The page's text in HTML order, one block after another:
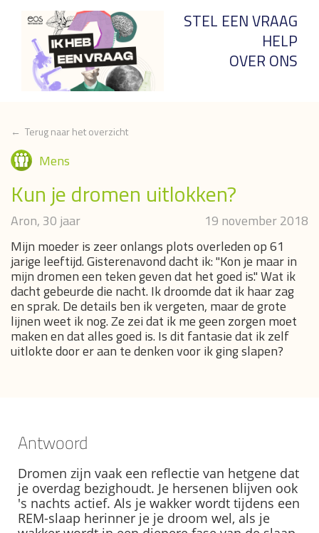
STEL EEN VRAAG
HELP
OVER ONS
← Terug naar het overzicht
Mens
Kun je dromen uitlokken?
Aron, 30 jaar
19 november 2018
Mijn moeder is zeer onlangs plots overleden op 61
jarige leeftijd. Gisterenavond dacht ik: "Kon je maar in
mijn dromen een teken geven dat het goed is." Wat ik
dacht gebeurde die nacht. Ik droomde dat ik haar zag
en sprak. De details ben ik vergeten, maar de grote
lijnen weet ik nog. Ze zei dat ik me geen zorgen moet
maken en dat alles goed is. Is dit fantasie dat ik zelf
uitlokte door er aan te denken voor ik ging slapen?
Antwoord
Dromen zijn vaak een reflectie van hetgene dat
je overdag bezighoudt. Je hersenen blijven ook
's nachts actief. Als je wakker wordt tijdens een
REM-slaap herinner je je droom wel, als je